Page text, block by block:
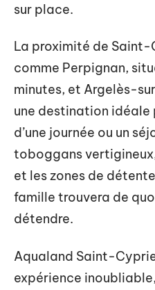
sur place.
La proximité de
comme Perpignan,
minutes, et Argelès-
une destination idéale
d’une journée ou un
toboggans
et les zones de
famille trouvera de
détendre.
Aqualand Saint-
expérience